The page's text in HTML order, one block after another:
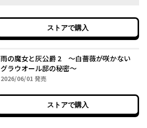
ストアで購入
雨の魔女と灰公爵 2 ～白薔薇が咲かない
グラウオール邸の秘密～
2026/06/01 2026年06月01日
発売
ストアで購入